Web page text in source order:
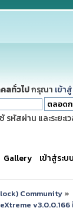
ลทั่วไปกรุณา เข้า
รหัสผ่าน และระยะเ
Gallery เข้าสู่ระบบ
Community»